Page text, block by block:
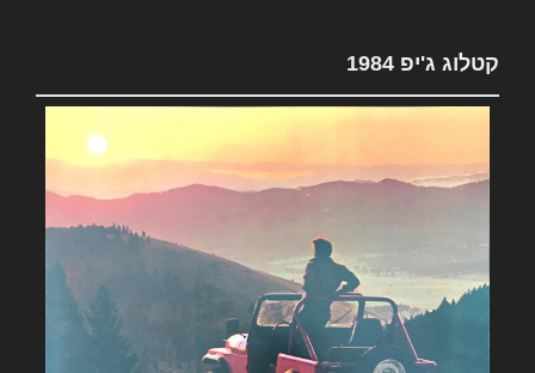
קטלוג ג'יפ 1984